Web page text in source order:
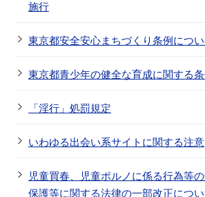
施行
東京都安全安心まちづくり条例につい
東京都青少年の健全な育成に関する
「淫行」処罰規定
いわゆる出会い系サイトに関する注意
児童買春、児童ポルノに係る行為等
保護等に関する法律の一部改正につい